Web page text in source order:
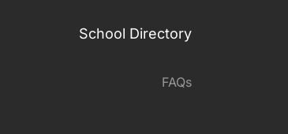
School Directory
FAQs